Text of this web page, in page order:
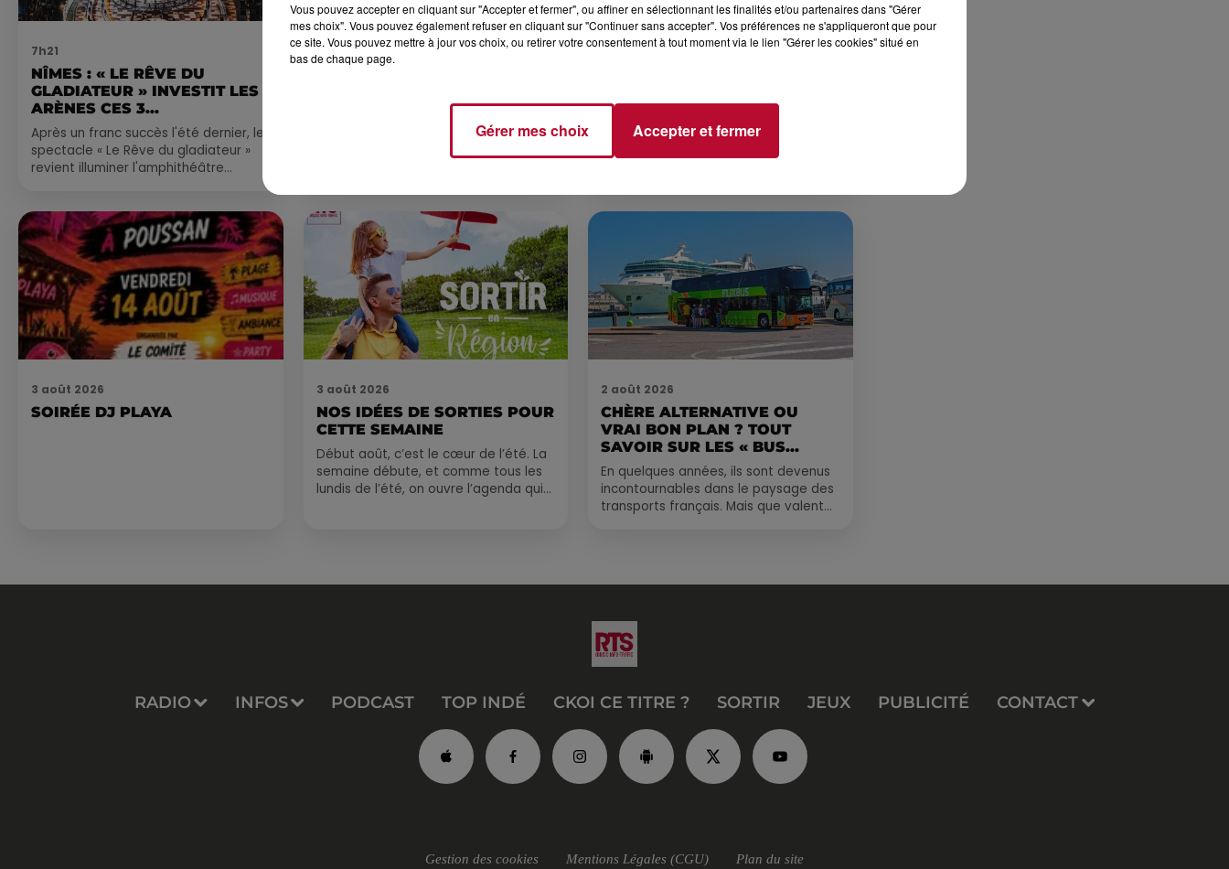
7h21
NÎMES : « LE RÊVE DU
GLADIATEUR » INVESTIT LES
ARÈNES CES 3...
Après un franc succès l'été dernier, le
spectacle « Le Rêve du gladiateur »
revient illuminer l'amphithéâtre
romain les 6, 7 et 8 août. Une fresque
4 août 2026 4 août 2026
DE SNORKELING À
EXPLORER...
Pas besoin de bouteilles de plongée
3 août 2026
SOIRÉE DJ PLAYA
3 août 2026
NOS IDÉES DE SORTIES POUR
CETTE SEMAINE
Début août, c’est le cœur de l’été. La
semaine débute, et comme tous les
lundis de l’été, on ouvre l’agenda qui
2 août 2026
CHÈRE ALTERNATIVE OU
VRAI BON PLAN ? TOUT
SAVOIR SUR LES « BUS...
En quelques années, ils sont devenus
incontournables dans le paysage des
transports français. Mais que valent
RADIO INFOS PODCAST TOP INDÉ CKOI CE TITRE ? SORTIR JEUX PUBLICITÉ CONTACT
Gestion des cookies Mentions Légales (CGU) Plan du site
Vous pouvez accepter en cliquant sur "Accepter et fermer", ou affiner en sélectionnant les finalités et/ou partenaires dans "Gérer
mes choix". Vous pouvez également refuser en cliquant sur "Continuer sans accepter". Vos préférences ne s'appliqueront que pour
ce site. Vous pouvez mettre à jour vos choix, ou retirer votre consentement à tout moment via le lien "Gérer les cookies" situé en
bas de chaque page.
Gérer mes choix Accepter et fermer